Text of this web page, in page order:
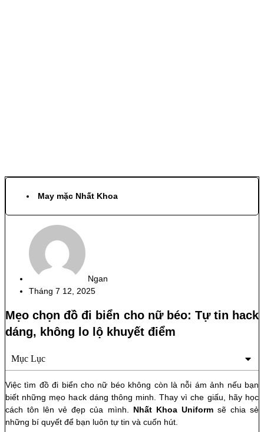
May mặc Nhất Khoa
Ngan
Tháng 7 12, 2025
Mẹo chọn đồ đi biển cho nữ béo: Tự tin hack
dáng, không lo lộ khuyết điểm
Mục Lục
Việc tìm đồ đi biển cho nữ béo không còn là nỗi ám ảnh nếu bạn
biết những mẹo hack dáng thông minh. Thay vì che giấu, hãy học
cách tôn lên vẻ đẹp của mình. Nhất Khoa Uniformsẽ chia sẻ
những bí quyết để bạn luôn tự tin và cuốn hút.